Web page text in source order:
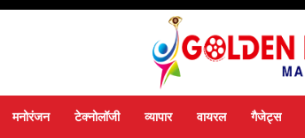
मनोरंजन टेक्नोलॉजी व्यापार वायरल गैजेट्स